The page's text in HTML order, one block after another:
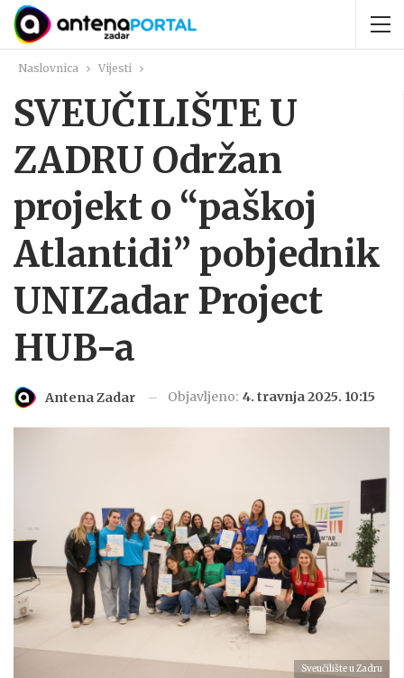
Naslovnica Vijesti
SVEUČILIŠTE U
ZADRU Održan
projekt o “paškoj
Atlantidi” pobjednik
UNIZadar Project
HUB-a
Antena Zadar Objavljeno: 4. travnja 2025. 10:15
Sveučilište u Zadru